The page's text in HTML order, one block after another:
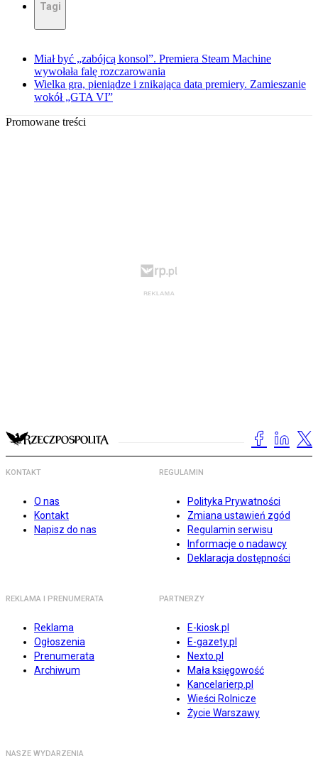
Tagi
Miał być „zabójcą konsol”. Premiera Steam Machine
wywołała falę rozczarowania
Wielka gra, pieniądze i znikająca data premiery. Zamieszanie
wokół „GTA VI”
Promowane treści
KONTAKT
O nas
Kontakt
Napisz do nas
REGULAMIN
Polityka Prywatności
Zmiana ustawień zgód
Regulamin serwisu
Informacje o nadawcy
Deklaracja dostępności
REKLAMA I PRENUMERATA
Reklama
Ogłoszenia
Prenumerata
Archiwum
PARTNERZY
E-kiosk.pl
E-gazety.pl
Nexto.pl
Mała księgowość
Kancelarierp.pl
Wieści Rolnicze
Życie Warszawy
NASZE WYDARZENIA